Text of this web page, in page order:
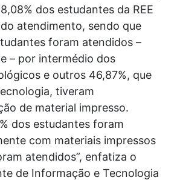
dos estudantes da REE
atendimento, sendo que
foram atendidos –
– por intermédio dos
e outros 46,87%, que
tiveram
de material impresso.
dos estudantes foram
com materiais impressos
atendidos”, enfatiza o
de Informação e Tecnologia